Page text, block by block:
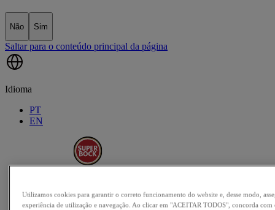
Não Sim
Saltar para o conteúdo principal da página
Idioma
PT
EN
Passatempos
Utilizamos cookies para garantir o correto funcionamento do website e, desse modo,
experiência de utilização e navegação. Ao clicar em "ACEITAR TODOS", concorda com